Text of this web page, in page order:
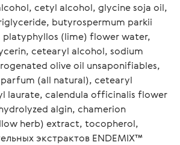
cetyl alcohol, glycine soja oil,
butyrospermum parkii
platyphyllos (lime) flower water,
cetearyl alcohol, sodium
olive oil unsaponifiables,
(all natural), cetearyl
laurate, calendula officinalis flower
algin, сhamerion
herb) extract, tocopherol,
экстрактов ENDEMIX™